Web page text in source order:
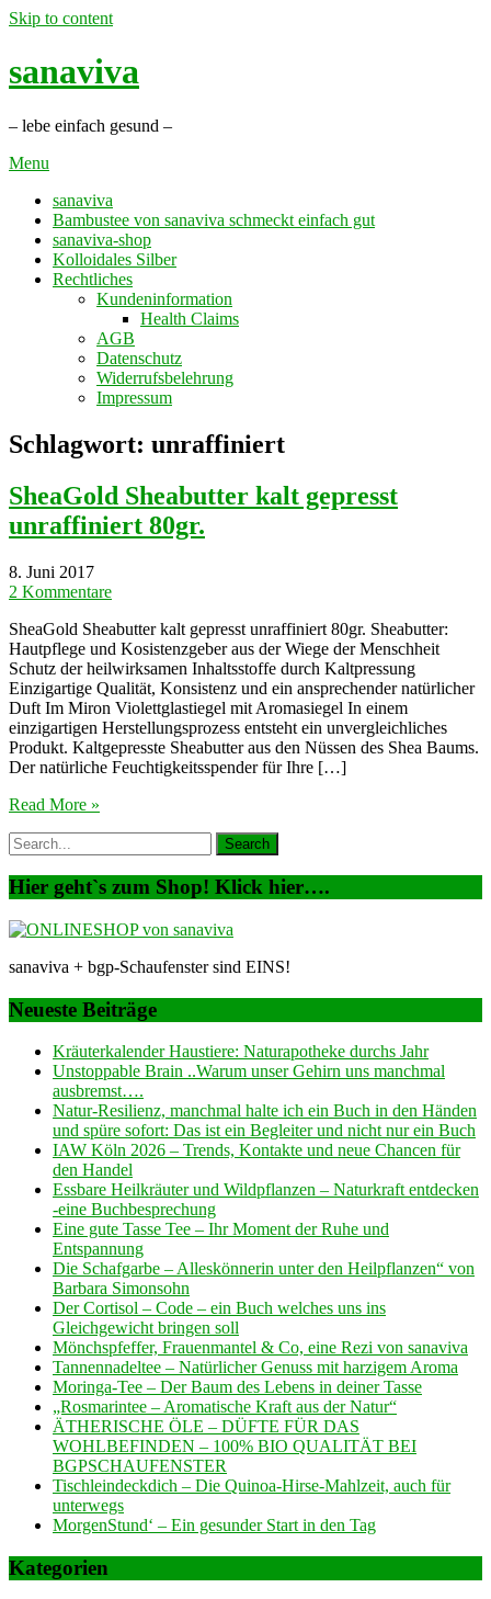
Skip to content
sanaviva
– lebe einfach gesund –
Menu
sanaviva
Bambustee von sanaviva schmeckt einfach gut
sanaviva-shop
Kolloidales Silber
Rechtliches
Kundeninformation
Health Claims
AGB
Datenschutz
Widerrufsbelehrung
Impressum
Schlagwort: unraffiniert
SheaGold Sheabutter kalt gepresst
unraffiniert 80gr.
8. Juni 2017
2 Kommentare
SheaGold Sheabutter kalt gepresst unraffiniert 80gr. Sheabutter:
Hautpflege und Kosistenzgeber aus der Wiege der Menschheit
Schutz der heilwirksamen Inhaltsstoffe durch Kaltpressung
Einzigartige Qualität, Konsistenz und ein ansprechender natürlicher
Duft Im Miron Violettglastiegel mit Aromasiegel In einem
einzigartigen Herstellungsprozess entsteht ein unvergleichliches
Produkt. Kaltgepresste Sheabutter aus den Nüssen des Shea Baums.
Der natürliche Feuchtigkeitsspender für Ihre […]
Read More »
Hier geht`s zum Shop! Klick hier….
sanaviva + bgp-Schaufenster sind EINS!
Neueste Beiträge
Kräuterkalender Haustiere: Naturapotheke durchs Jahr
Unstoppable Brain ..Warum unser Gehirn uns manchmal
ausbremst….
Natur-Resilienz, manchmal halte ich ein Buch in den Händen
und spüre sofort: Das ist ein Begleiter und nicht nur ein Buch
IAW Köln 2026 – Trends, Kontakte und neue Chancen für
den Handel
Essbare Heilkräuter und Wildpflanzen – Naturkraft entdecken
-eine Buchbesprechung
Eine gute Tasse Tee – Ihr Moment der Ruhe und
Entspannung
Die Schafgarbe – Alleskönnerin unter den Heilpflanzen“ von
Barbara Simonsohn
Der Cortisol – Code – ein Buch welches uns ins
Gleichgewicht bringen soll
Mönchspfeffer, Frauenmantel & Co, eine Rezi von sanaviva
Tannennadeltee – Natürlicher Genuss mit harzigem Aroma
Moringa-Tee – Der Baum des Lebens in deiner Tasse
„Rosmarintee – Aromatische Kraft aus der Natur“
ÄTHERISCHE ÖLE – DÜFTE FÜR DAS
WOHLBEFINDEN – 100% BIO QUALITÄT BEI
BGPSCHAUFENSTER
Tischleindeckdich – Die Quinoa-Hirse-Mahlzeit, auch für
unterwegs
MorgenStund‘ – Ein gesunder Start in den Tag
Kategorien